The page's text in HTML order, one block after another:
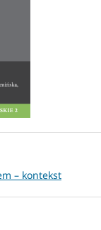
– kontekst